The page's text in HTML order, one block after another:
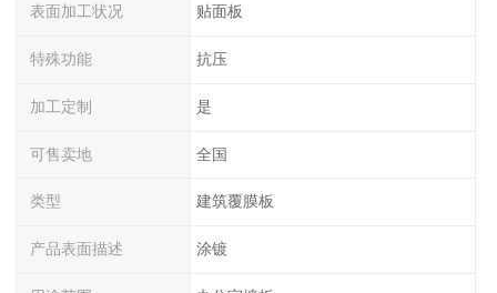
表面加工状况 贴面板
特殊功能 抗压
加工定制 是
可售卖地 全国
类型 建筑覆膜板
产品表面描述 涂镀